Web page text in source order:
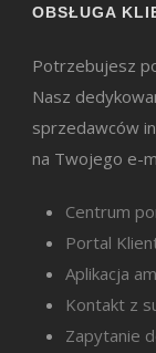
OBSŁUGA
Potrzebujesz
Nasz
sprzedawców
na Twojego e-
Centrum
Portal
Aplikacja
Kontakt z
Zapytanie